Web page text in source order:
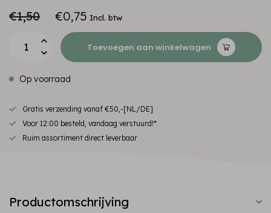
€1,50 €0,75 Incl. btw
Toevoegen aan winkelwagen
Op voorraad
Gratis verzending vanaf €50,-[NL/DE]
Voor 12:00 besteld, vandaag verstuurd!*
Ruim assortiment direct leverbaar
Productomschrijving